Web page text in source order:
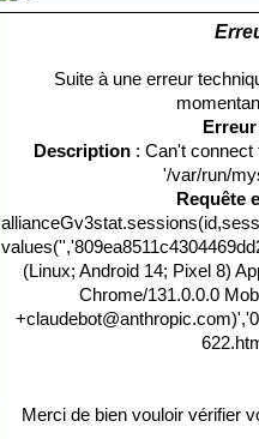
Suite à une erreur
Description: Can't connect
'/var/run/
Requête
(Linux; Android 14; Pixel 8)
Chrome/131.0.0.0
Merci de bien vouloir vérifier